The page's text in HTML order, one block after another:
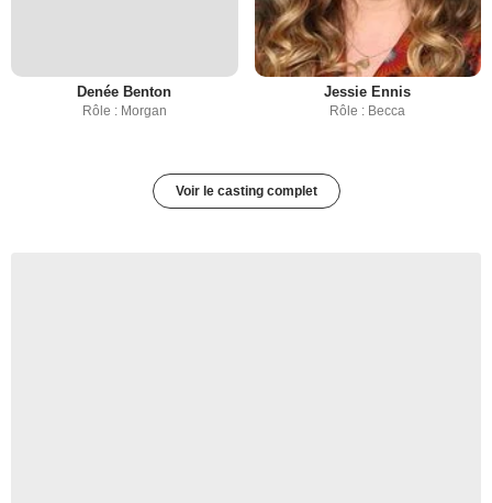
Denée Benton
Rôle : Morgan
Jessie Ennis
Rôle : Becca
Voir le casting complet